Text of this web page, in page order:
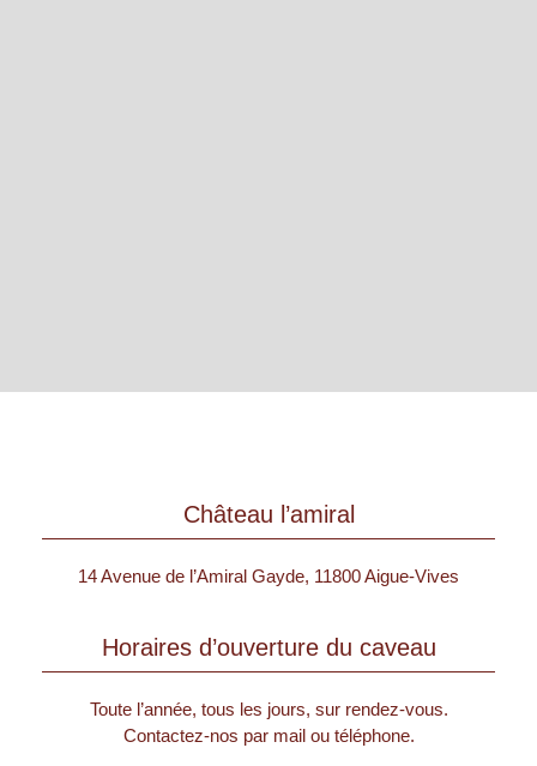
Château l’amiral
14 Avenue de l’Amiral Gayde, 11800 Aigue-Vives
Horaires d’ouverture du caveau
Toute l’année, tous les jours, sur rendez-vous.
Contactez-nos par mail ou téléphone.